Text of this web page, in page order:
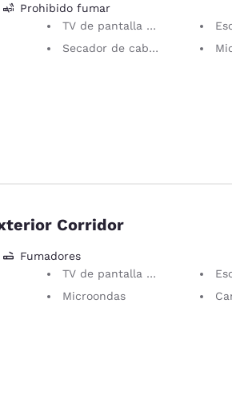
Prohibido fumar
TV de pantalla plana
Secador de cabello
Corridor
Fumadores
TV de pantalla plana
Microondas